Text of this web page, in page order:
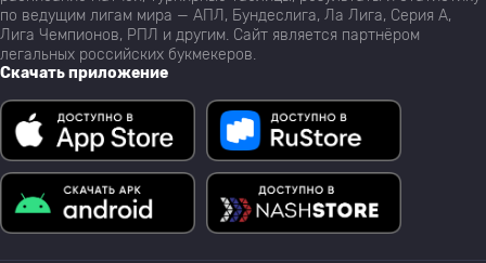
по ведущим лигам мира — АПЛ, Бундеслига, Ла Лига, Серия А,
Лига Чемпионов, РПЛ и другим. Сайт является партнёром
легальных российских букмекеров.
Скачать приложение